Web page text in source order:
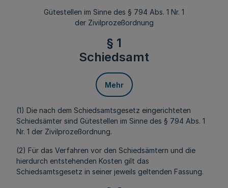
Gütestellen im Sinne des § 794 Abs. 1 Nr. 1
der Zivilprozeßordnung
§ 1
Schiedsamt
Mehr
(1) Die nach dem Schiedsamtsgesetz eingerichteten
Schiedsämter sind Gütestellen im Sinne des § 794 Abs. 1
Nr. 1 der Zivilprozeßordnung.
(2) Für das Verfahren vor den Schiedsämtern und die
hierdurch entstehenden Kosten gilt das
Schiedsamtsgesetz in seiner jeweils geltenden Fassung.